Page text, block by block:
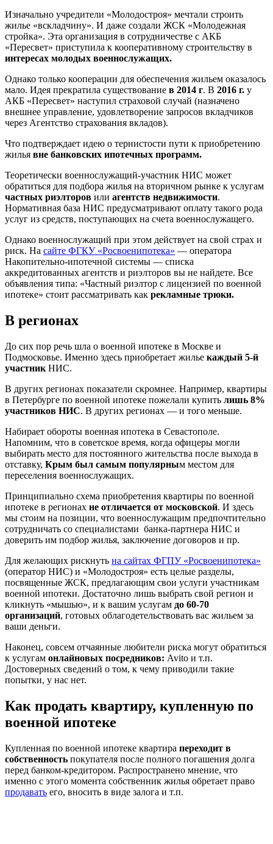
Изначально учредители «Молодостроя» мечтали строить
жилье «вскладчину». И даже создали ЖСК «Молодежная
стройка». Эта организация в сотрудничестве с АКБ
«Пересвет» приступила к кооперативному строительству в
интересах молодых военнослужащих.
Однако только кооперации для обеспечения жильем оказалось
мало. Идея прекратила существование в 2014 г. В 2016 г. у
АКБ «Пересвет» наступил страховой случай (назначено
внешнее управление, удовлетворение запросов вкладчиков
через Агентство страхования вкладов).
Что подтверждает идею о тернистости пути к приобретению
жилья вне банковских ипотечных программ.
Теоретически военнослужащий-участник НИС может
обратиться для подбора жилья на вторичном рынке к услугам
частных риэлторов или агентств недвижимости.
Нормативная база НИС предусматривают оплату такого рода
услуг из средств, поступающих на счета военнослужащего.
Однако военнослужащий при этом действует на свой страх и
риск. На сайте ФГКУ «Росвоенипотека» — оператора
Накопительно-ипотечной системы — списка
аккредитованных агентств и риэлторов вы не найдете. Все
объявления типа: «Частный риэлтор с лицензией по военной
ипотеке» стоит рассматривать как рекламные трюки.
В регионах
До сих пор речь шла о военной ипотеке в Москве и
Подмосковье. Именно здесь приобретает жилье каждый 5-й
участник НИС.
В других регионах показатели скромнее. Например, квартиры
в Петербурге по военной ипотеке пожелали купить лишь 8%
участников НИС. В других регионах — и того меньше.
Набирает обороты военная ипотека в Севастополе.
Напомним, что в советское время, когда офицеры могли
выбирать место для постоянного жительства после выхода в
отставку, Крым был самым популярным местом для
переселения военнослужащих.
Принципиально схема приобретения квартиры по военной
ипотеке в регионах не отличается от московской. И здесь
мы стоим на позиции, что военнослужащим предпочтительно
сотрудничать со специалистами банка-партнера НИС и
доверить им подбор жилья, заключение договоров и пр.
Для желающих рискнуть на сайтах ФГПУ «Росвоенипотека»
(оператор НИС) и «Молодостроя» есть целые разделы,
посвященные ЖСК, предлагающим свои услуги участникам
военной ипотеки. Достаточно лишь выбрать свой регион и
кликнуть «мышью», и к вашим услугам до 60-70
организаций, готовых облагодетельствовать вас жильем за
ваши деньги.
Наконец, совсем отчаянные любители риска могут обратиться
к услугам онлайновых посредников: Avito и т.п.
Достоверных сведений о том, к чему приводили такие
попытки, у нас нет.
Как продать квартиру, купленную по
военной ипотеке
Купленная по военной ипотеке квартира переходит в
собственность покупателя после полного погашения долга
перед банком-кредитором. Распространено мнение, что
именно с этого момента собственник жилья обретает право
продавать его, вносить в виде залога и т.п.